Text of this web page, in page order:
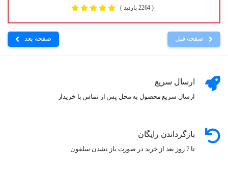
( 2264 بازدید )
صفحه قبل صفحه بعد
ارسال سریع
ارسال سریع محصول به محل پس از تماس با خریدار
بازگرداندن رایگان
تا 7 روز بعد از خرید در صورت باز نشدن سلفون